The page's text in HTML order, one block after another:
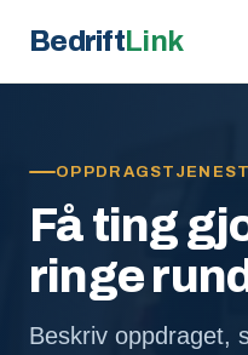
BedriftLink
Få ting
ringe
Beskriv oppdraget,